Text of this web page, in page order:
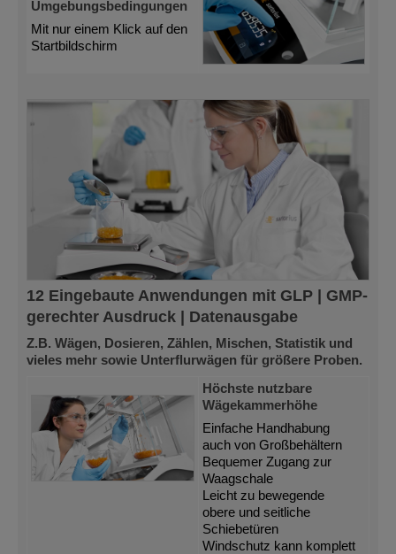
Umgebungsbedingungen
Mit nur einem Klick auf den
Startbildschirm
12 Eingebaute Anwendungen mit GLP | GMP-
gerechter Ausdruck | Datenausgabe
Z.B. Wägen, Dosieren, Zählen, Mischen, Statistik und
vieles mehr sowie Unterflurwägen für größere Proben.
Höchste nutzbare
Wägekammerhöhe
Einfache Handhabung
auch von Großbehältern
Bequemer Zugang zur
Waagschale
Leicht zu bewegende
obere und seitliche
Schiebetüren
Windschutz kann komplett